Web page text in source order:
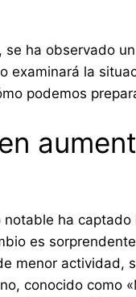
ha observado
examinará la
podemos
ha
es
menor actividad,
conocido como